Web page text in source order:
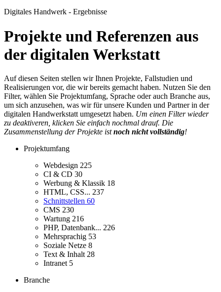
Digitales Handwerk - Ergebnisse
Projekte und Referenzen aus
der digitalen Werkstatt
Auf diesen Seiten stellen wir Ihnen Projekte, Fallstudien und
Realisierungen vor, die wir bereits gemacht haben. Nutzen Sie den
Filter, wählen Sie Projektumfang, Sprache oder auch Branche aus,
um sich anzusehen, was wir für unsere Kunden und Partner in der
digitalen Handwerkstatt umgesetzt haben. Um einen Filter wieder
zu deaktiveren, klicken Sie einfach nochmal drauf. Die
Zusammenstellung der Projekte istnoch nicht vollständig!
Projektumfang
Webdesign 225
CI & CD 30
Werbung & Klassik 18
HTML, CSS... 237
Schnittstellen 60
CMS 230
Wartung 216
PHP, Datenbank... 226
Mehrsprachig 53
Soziale Netze 8
Text & Inhalt 28
Intranet 5
Branche